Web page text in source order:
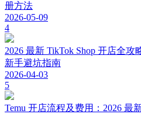
册方法
2026-05-09
4
2026 最新 TikTok Shop 开店全
新手避坑指南
2026-04-03
5
Temu 开店流程及费用：2026 最